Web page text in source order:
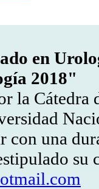
en
2018"
la Cátedra
con una
su